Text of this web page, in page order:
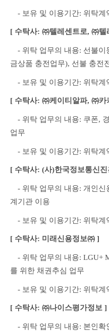
- 보유 및 이용기간: 위탁계
[ 수탁사: ㈜텔레센트로, ㈜
- 위탁 업무의 내용: 선불이
금상품 충전업무), 선불 충전
- 보유 및 이용기간: 위탁계
[ 수탁사: ㈜케이티알파, ㈜카
- 위탁 업무의 내용: 쿠폰,
업무
- 보유 및 이용기간: 위탁계
[ 수탁사: (사)한국정보통신
- 위탁 업무의 내용: 개인신
계기관 이용
- 보유 및 이용기간: 위탁계
[ 수탁사: 미래신용정보㈜ ]
- 위탁 업무의 내용: LGU+
를 위한 채권추심 업무
- 보유 및 이용기간: 위탁계
[ 수탁사: ㈜나이스평가정보 ]
- 위탁 업무의 내용: 본인확